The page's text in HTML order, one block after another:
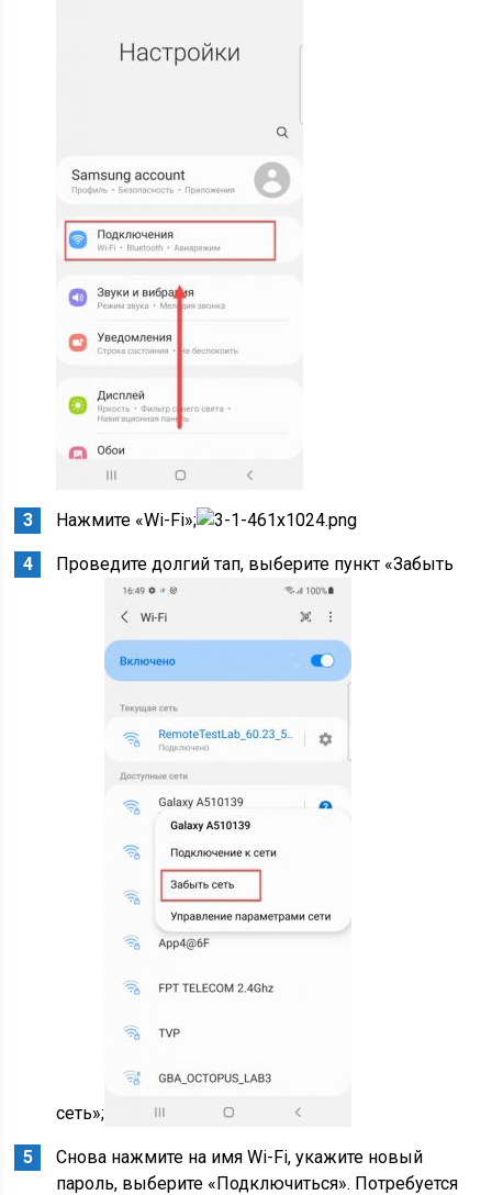
Нажмите «Wi-Fi»;
Проведите долгий тап, выберите пункт «Забыть
сеть»;
Снова нажмите на имя Wi-Fi, укажите новый
пароль, выберите «Подключиться». Потребуется